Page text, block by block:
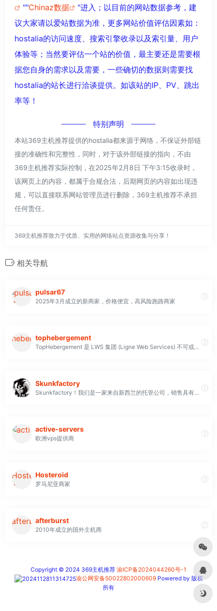
""Chinaz数据
"进入；以目前的网站数据参考，建
议大家请以爱站数据为准，更多网站价值评估因素如：
hostalia的访问速度、搜索引擎收录以及索引量、用户
体验等；当然要评估一个站的价值，最主要还是需要根
据您自身的需求以及需要，一些确切的数据则需要找
hostalia的站长进行洽谈提供。如该站的IP、PV、跳出
率等！
特别声明
本站369主机推荐提供的hostalia都来源于网络，不保证外部链
接的准确性和完整性，同时，对于该外部链接的指向，不由
369主机推荐实际控制，在2025年2月8日 下午3:15收录时，
该网页上的内容，都属于合规合法，后期网页的内容如出现违
规，可以直接联系网站管理员进行删除，369主机推荐不承担
任何责任。
369主机推荐致力于优质、实用的网络站点资源收集与分享！
相关导航
pulsar67
2025年3月成立的新商家，价格便宜，高风险跑路商家
tophebergement
TopHebergement 是 LWS 集团 (Ligne Web Services) 不可或缺的一部分。公司拥有 20 多年的经验，拥有超过 300,000 个网站托管和注册域名
Skunkfactory
Skunkfactory！我们是一家来自新西兰的托管公司，销售具有高带宽、优质中国线路的 VPS 产品，包括 CU4837、CU9929、CMIN2、CU4837 和 Anti-DDOS 产品
active-servers
欧洲vps提供商
Hosteroid
罗马尼亚商家
afterburst
2010年成立的国外主机商
Copyright © 2024 369主机推荐 渝ICP备2024044260号-1
渝公网安备50022802000609Powered by 版权
所有